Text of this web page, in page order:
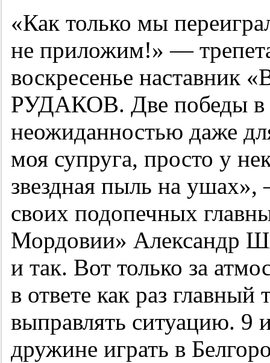
«Как только мы
не приложим!» —
воскресенье наставник
РУДАКОВ. Две победы в
неожиданностью даже
моя супруга, просто у
звездная пыль на ушах»,
своих подопечных
Мордовии» Александр
и так. Вот только за
в ответе как раз
выправлять ситуацию. 9
дружине играть в